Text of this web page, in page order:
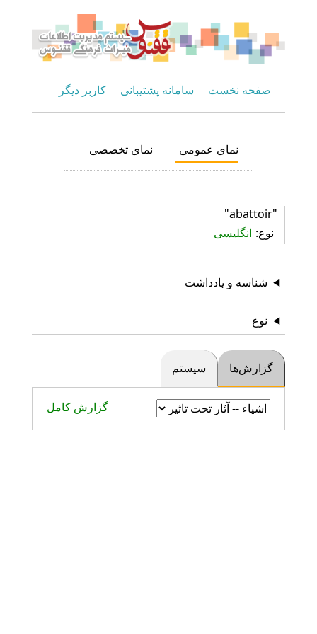
صفحه نخست سامانه پشتیبانی کاربر دیگر
نمای عمومی نمای تخصصی
"abattoir"
نوع انگلیسی
شناسه و یادداشت
نوع
گزارش‌ها سیستم
گزارش کامل